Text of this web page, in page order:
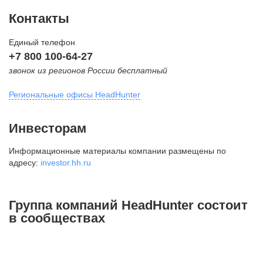
Контакты
Единый телефон
+7 800 100-64-27
звонок из регионов России бесплатный
Региональные офисы HeadHunter
внутригородская территория
Муниципальный округ Тверской,
2-я Брестская ул., д. 48,
+7 495 980-64-27
Инвесторам
Информационные материалы компании размещены по
адресу: investor.hh.ru
Группа компаний HeadHunter состоит
в сообществах